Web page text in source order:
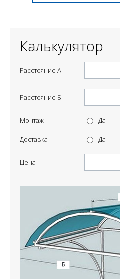
Калькулятор
Расстояние А
Расстояние Б
Монтаж Да
Доставка Да
Цена